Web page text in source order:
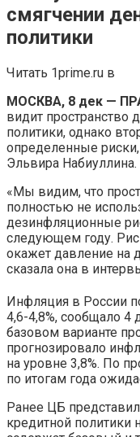
смягчении
политики
Читать 1prime.ru в
МОСКВА, 8 дек —
видит пространство
политики, однако
определенные
Эльвира Набиуллина.
«Мы видим, что
полностью не
дезинфляционные
следующем году.
окажет давление на
сказала она в
Инфляция в России
4,6-4,8%, сообщало 4
базовом варианте
прогнозировало
на уровне 3,8%. По
по итогам года
Ранее ЦБ
кредитной политики